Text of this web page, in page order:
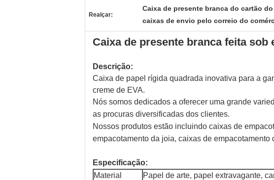
Realçar:
Caixa de presente branca do cartão do
caixas de envio pelo correio do
Caixa de presente branca feita
Descrição:
Caixa de papel rígida quadrada inovativa para a
creme de EVA.
Nós somos dedicados a oferecer uma grande
as procuras diversificadas dos clientes.
Nossos produtos estão incluindo caixas de
empacotamento da joia, caixas de
Especificação:
Material
Papel de arte, papel extravagante,